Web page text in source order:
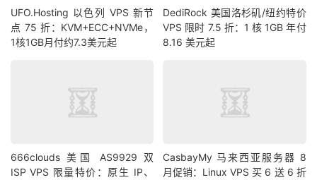
UFO.Hosting 以色列 VPS 新节
点 75 折：KVM+ECC+NVMe，
1核1GB月付约7.3美元起
DediRock 美国洛杉矶/纽约特价
VPS 限时 7.5 折：1 核 1GB 年付
8.16 美元起
666clouds 美国 AS9929 双
ISP VPS 限量特价：原生 IP、
CasbayMy 马来西亚服务器 8
月促销：Linux VPS 买 6 送 6 折